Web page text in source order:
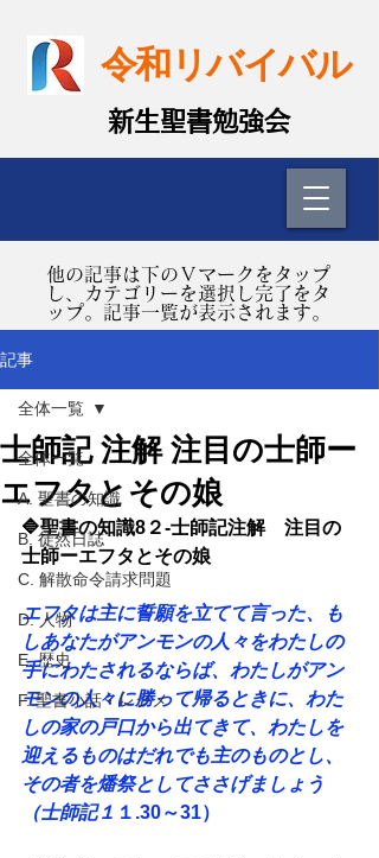
令和リバイバル
​新生聖書勉強会
​他の記事は下のＶマークをタップ
し、カテゴリーを選択し完了をタ
ップ。記事一覧が表示されます。
記事
全体一覧
A. 聖書の知識
B. 徒然日誌
C. 解散命令請求問題
D. 人物
E. 歴史
F. 聖書小話・レジメ
全体一覧
士師記 注解 注目の士師ー
エフタとその娘
🔷聖書の知識8２-士師記注解　注目の
士師ーエフタとその娘
エフタは主に誓願を立てて言った、も
しあなたがアンモンの人々をわたしの
手にわたされるならば、わたしがアン
モンの人々に勝って帰るときに、わた
しの家の戸口から出てきて、わたしを
迎えるものはだれでも主のものとし、
その者を燔祭としてささげましょう
（士師記１ １.30～31）